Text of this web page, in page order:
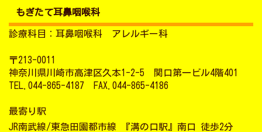
もぎたて耳鼻咽喉科
診療科目：耳鼻咽喉科 アレルギー科
〒213-0011
神奈川県川崎市高津区久本1-2-5 関口第一ビル4階401
TEL.044-865-4187 FAX.044-865-4186
最寄り駅
JR南武線/東急田園都市線 『溝の口駅』南口 徒歩2分